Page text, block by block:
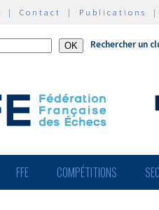
| Contact | Publications |
Rechercher un
FFE COMPÉTITIONS